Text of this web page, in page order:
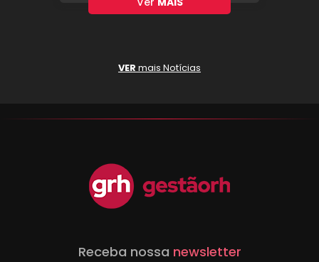
VER mais Notícias
Receba nossa newsletter